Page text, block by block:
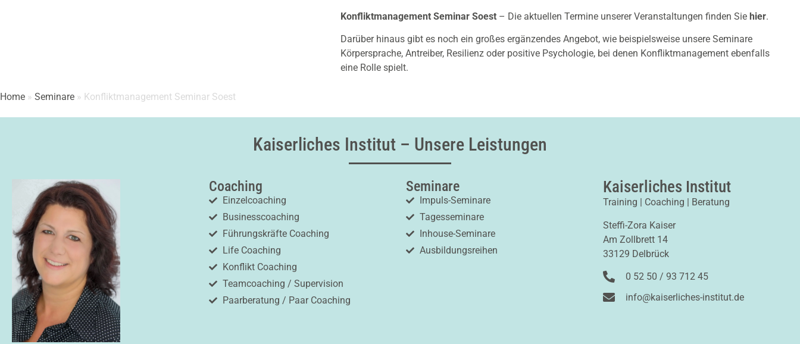
Konfliktmanagement Seminar Soest– Die aktuellen Termine unserer Veranstaltungen finden Sie hier.
Darüber hinaus gibt es noch ein großes ergänzendes Angebot, wie beispielsweise unsere Seminare
Körpersprache, Antreiber, Resilienz oder positive Psychologie, bei denen Konfliktmanagement ebenfalls
eine Rolle spielt.
Home » Seminare » Konfliktmanagement Seminar Soest
Kaiserliches Institut – Unsere Leistungen
Coaching
Einzelcoaching
Businesscoaching
Führungskräfte Coaching
Life Coaching
Konflikt Coaching
Teamcoaching / Supervision
Paarberatung / Paar Coaching
Seminare
Impuls-Seminare
Tagesseminare
Inhouse-Seminare
Ausbildungsreihen
Kaiserliches Institut
Training | Coaching | Beratung
Steffi-Zora Kaiser
Am Zollbrett 14
33129 Delbrück
0 52 50 / 93 712 45
info@kaiserliches-institut.de